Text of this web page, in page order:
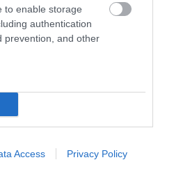
to enable storage
authentication
prevention, and other
Access Privacy Policy